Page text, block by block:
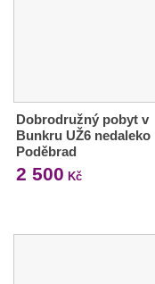
Dobrodružný pobyt v
Bunkru UŽ6 nedaleko
Poděbrad
2 500 Kč